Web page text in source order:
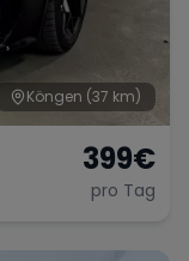
Köngen (37 km)
399€
pro Tag